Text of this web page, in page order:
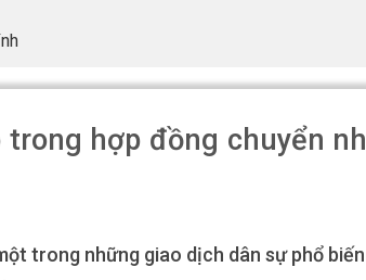
hợp đồng chuyển
trong những giao dịch dân sự phổ